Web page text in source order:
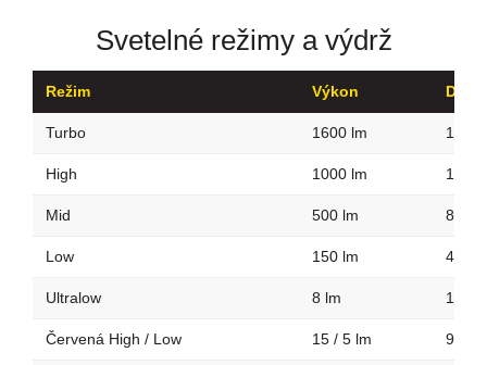
Svetelné režimy a výdrž
Režim Výkon
Turbo 1600 lm 156
High 1000 lm 126
Mid 500 lm 87 m
Low 150 lm 47 m
Ultralow 8 lm 13 m
Červená High / Low 15 / 5 lm 9 / 5